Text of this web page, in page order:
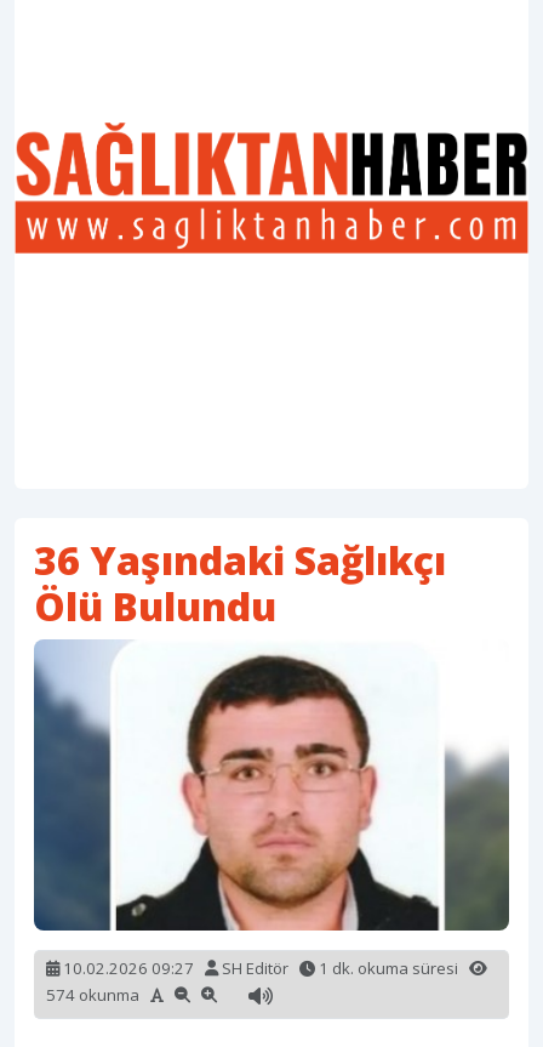
36 Yaşındaki Sağlıkçı
Ölü Bulundu
10.02.2026 09:27 SH Editör
1 dk. okuma süresi
574 okunma